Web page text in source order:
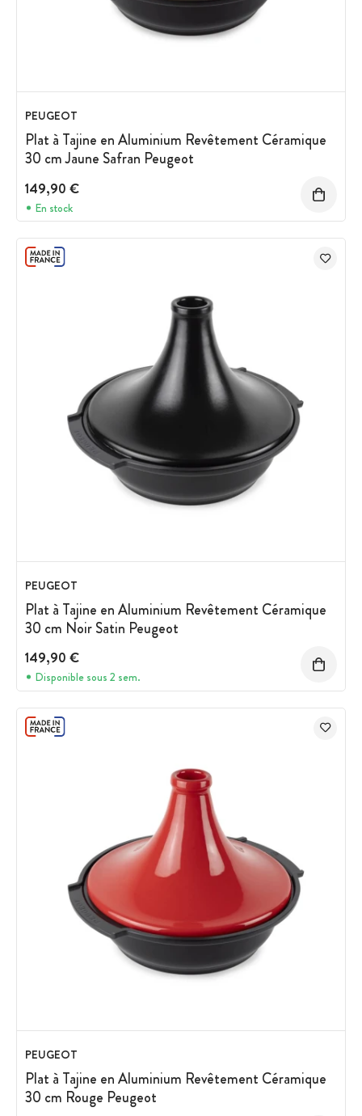
PEUGEOT
Plat à Tajine en Aluminium Revêtement Céramique
30 cm Jaune Safran Peugeot
149,90 €
En stock
PEUGEOT
Plat à Tajine en Aluminium Revêtement Céramique
30 cm Noir Satin Peugeot
149,90 €
Disponible sous 2 sem.
PEUGEOT
Plat à Tajine en Aluminium Revêtement Céramique
30 cm Rouge Peugeot